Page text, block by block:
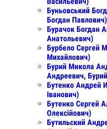
Буньовський
Богдан Павлович)
Бурачок Богдан
Анатольевич)
Бурбело Сергей
Михайлович)
Бурий Микола
Андреевич,
Бутенко Андрей
Іванович)
Бутенко Сергей
Олексійович)
Бутильский